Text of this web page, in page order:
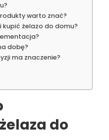
warto znać?
żelazo do domu?
dobę?
ma znaczenie?
do